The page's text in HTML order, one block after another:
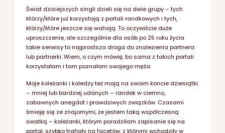
Świat dzisiejszych singli dzieli się na dwie grupy – tych
którzy/które już korzystają z portali randkowych i tych,
którzy/które jeszcze się wahają. To oczywiście duże
uproszczenie, ale szczególnie dla osób po 25 roku życia
takie serwisy to najprostsza droga do znalezienia partnera
lub partnerki. Wiem, o czym mówię, bo sama z takich portali
korzystałam i tam poznałam swojego męża.
Moje koleżanki i koledzy też mają na swoim koncie dziesiątki
– mniej lub bardziej udanych – randek w ciemno,
zabawnych anegdot i prawdziwych związków. Czasami
śmieję się ze znajomymi, że jestem taką współczesną
swatką – koleżanki, którym poradziłam zapisanie się na
portal, szybko trafiały na facetów, z którymi wchodziły w